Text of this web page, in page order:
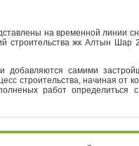
на временной линии
строительства жк Алтын Шар
добавляются самими
строительства, начиная от
работ определиться с